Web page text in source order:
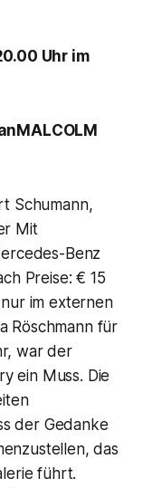
Uhr im
Schumann,
Mit
Benz
Preise: € 15
im externen
Röschmann für
war der
ein Muss. Die
der Gedanke
das
führt.